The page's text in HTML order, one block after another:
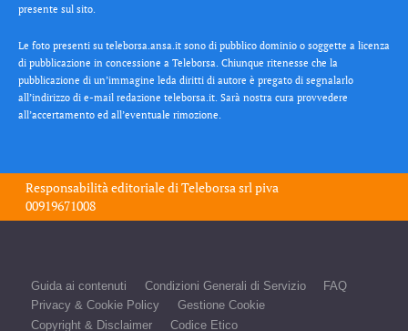
presente sul sito.
Le foto presenti su teleborsa.ansa.it sono di pubblico dominio o soggette a licenza
di pubblicazione in concessione a Teleborsa. Chiunque ritenesse che la
pubblicazione di un’immagine leda diritti di autore è pregato di segnalarlo
all’indirizzo di e-mail redazione teleborsa.it. Sarà nostra cura provvedere
all’accertamento ed all’eventuale rimozione.
Responsabilità editoriale diTeleborsa srlpiva
00919671008
Guida ai contenuti Condizioni Generali di Servizio
FAQ
Privacy & Cookie Policy
Gestione Cookie
Copyright & Disclaimer
Codice Etico